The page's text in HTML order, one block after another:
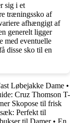
sig i et
træningssko af
afhængigt af
generelt ligger
med eventuelle
disse sko til en
Løbejakke Dame •
Cruz Thomson T-
Skopose til frisk
Perfekt til
til Damer• En